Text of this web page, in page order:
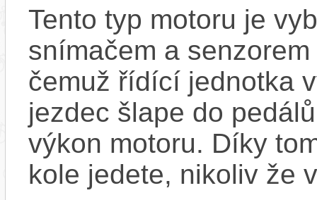
Tento typ motoru je
snímačem a
čemuž řídící jednotka
jezdec šlape do
výkon motoru. Díky
kole jedete, nikoliv že